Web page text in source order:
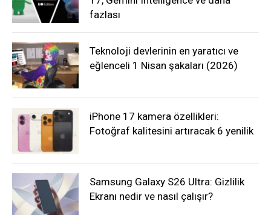
fazlası
Teknoloji devlerinin en yaratıcı ve
eğlenceli 1 Nisan şakaları (2026)
iPhone 17 kamera özellikleri:
Fotoğraf kalitesini artıracak 6 yenilik
Samsung Galaxy S26 Ultra: Gizlilik
Ekranı nedir ve nasıl çalışır?